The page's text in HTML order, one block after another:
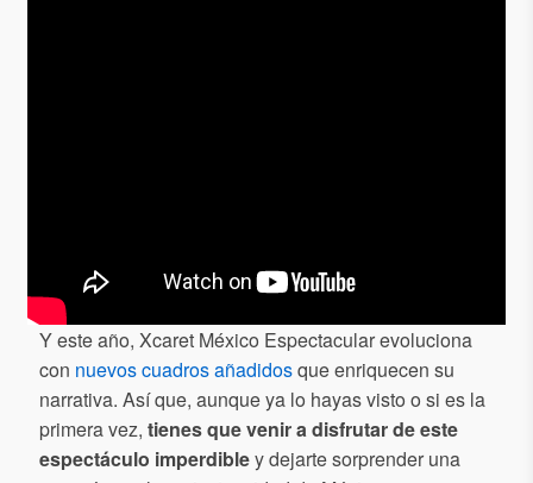
Y este año, Xcaret México Espectacular evoluciona
con nuevos cuadros añadidosque enriquecen su
narrativa. Así que, aunque ya lo hayas visto o si es la
primera vez, tienes que venir a disfrutar de este
espectáculo imperdibley dejarte sorprender una